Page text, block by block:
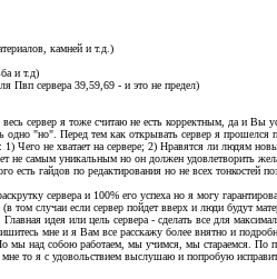
камней и т.д.)
и т.д)
Пвп сервера 39,59,69 - и это не предел)
сервер я тоже считаю не есть корректным, да и Вы
одно "но". Перед тем как открывать сервер я
не хватает на сервере; 2) Нравятся ли людям
не самым уникальным но он должен удовлетворить
есть гайдов по редактирования но не всех
сервера и 100% его успеха но я могу
том случаи если сервер пойдет вверх и люди будут
идея или цель сервера - сделать все для
мне и я Вам все расскажу более внятно и
над собою работаем, мы учимся, мы стараемся. По
то я с удовольствием выслушаю и попробую